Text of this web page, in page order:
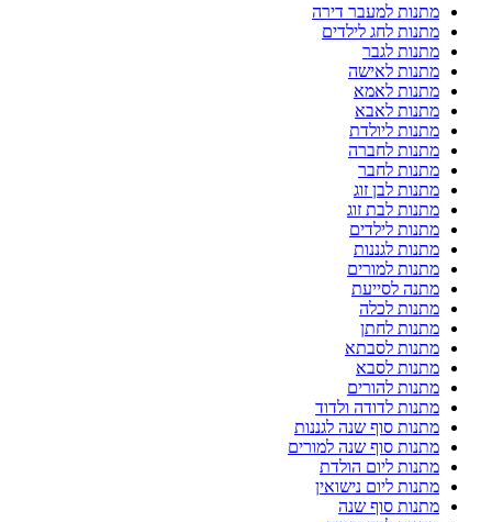
מתנות למעבר דירה
מתנות לחג לילדים
מתנות לגבר
מתנות לאישה
מתנות לאמא
מתנות לאבא
מתנות ליולדת
מתנות לחברה
מתנות לחבר
מתנות לבן זוג
מתנות לבת זוג
מתנות לילדים
מתנות לגננות
מתנות למורים
מתנה לסייעת
מתנות לכלה
מתנות לחתן
מתנות לסבתא
מתנות לסבא
מתנות להורים
מתנות לדודה ולדוד
מתנות סוף שנה לגננות
מתנות סוף שנה למורים
מתנות ליום הולדת
מתנות ליום נישואין
מתנות סוף שנה